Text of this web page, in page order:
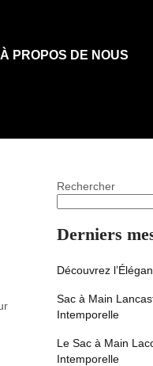
À PROPOS DE NOUS
Rechercher
Derniers
Découvrez
Sac à Main
Intemporelle
Le Sac à Main
Intemporelle